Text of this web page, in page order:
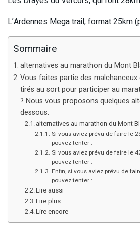
L’Ardennes Mega trail, format 25km
Sommaire
alternatives au marathon du Mont
Vous faites partie des malchanceux
tirés au sort pour participer au
? Nous vous proposons quelques
dessous.
alternatives au marathon du Mont
Si vous aviez prévu de faire le
pouvez tenter :
Si vous aviez prévu de faire le
pouvez tenter :
Enfin, si vous aviez prévu de
pouvez tenter :
Lire aussi
Lire plus
Lire encore